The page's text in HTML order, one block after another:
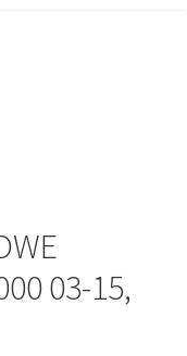
03-15,